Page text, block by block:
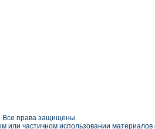
Все права защищены
или частичном использовании